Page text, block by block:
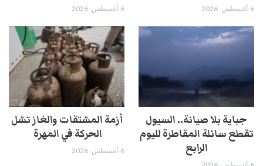
6-أغسطس- 2026 6-أغسطس- 2026
جباية بلا صيانة.. السيول
تقطع سائلة المقاطرة لليوم
الرابع
أزمة المشتقات والغاز تشل
الحركة في المهرة ​
6-أغسطس- 2026